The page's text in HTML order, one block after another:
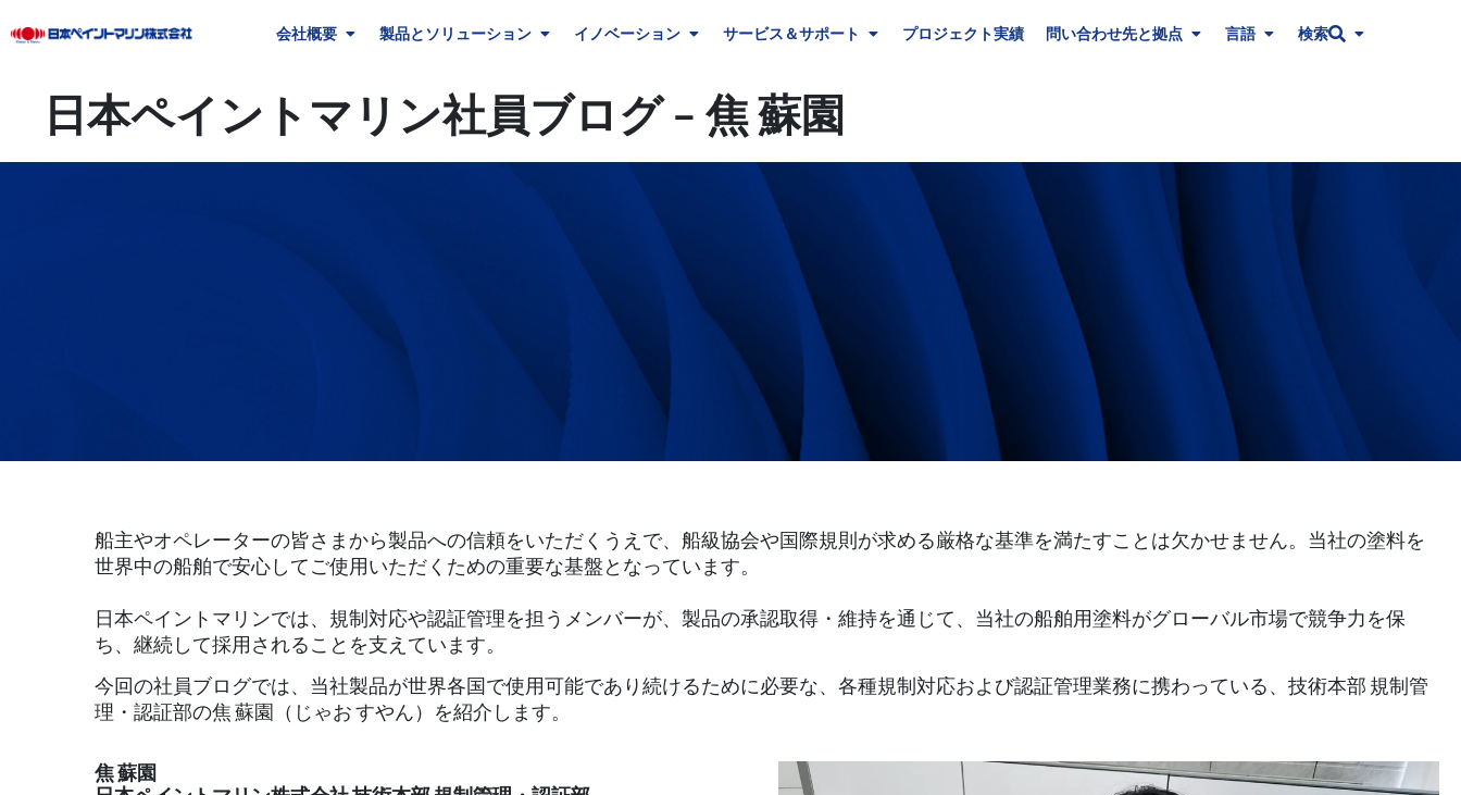
会社概要 製品とソリューション イノベーション サービス＆サポート プロジェクト実績 問い合わせ先と拠点 言語 検索
日本ペイントマリン社員ブログ – 焦 蘇園
船主やオペレーターの皆さまから製品への信頼をいただくうえで、船級協会や国際規則が求める厳格な基準を満たすことは欠かせません。当社の塗料を
世界中の船舶で安心してご使用いただくための重要な基盤となっています。
日本ペイントマリンでは、規制対応や認証管理を担うメンバーが、製品の承認取得・維持を通じて、当社の船舶用塗料がグローバル市場で競争力を保
ち、継続して採用されることを支えています。
今回の社員ブログでは、当社製品が世界各国で使用可能であり続けるために必要な、各種規制対応および認証管理業務に携わっている、技術本部 規制管
理・認証部の焦 蘇園（じゃお すやん）を紹介します。
焦 蘇園